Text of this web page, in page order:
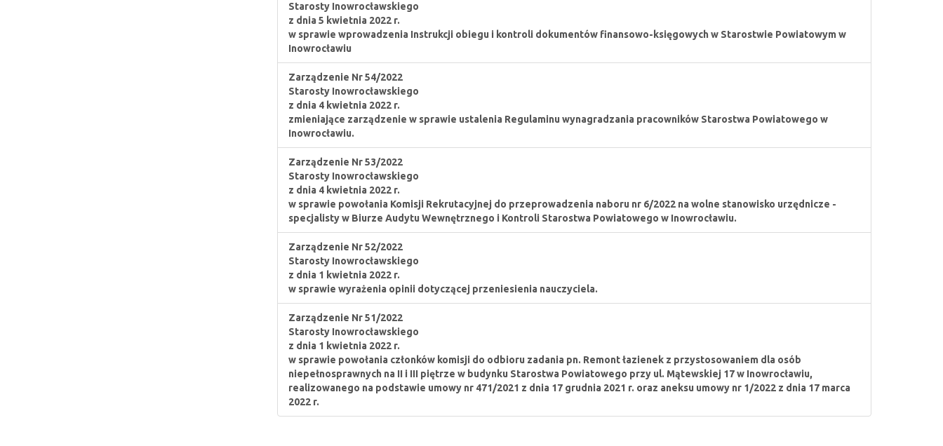
Starosty Inowrocławskiego
z dnia 5 kwietnia 2022 r.
w sprawie wprowadzenia Instrukcji obiegu i kontroli dokumentów finansowo-księgowych w Starostwie Powiatowym w
Inowrocławiu
Zarządzenie Nr 54/2022
Starosty Inowrocławskiego
z dnia 4 kwietnia 2022 r.
zmieniające zarządzenie w sprawie ustalenia Regulaminu wynagradzania pracowników Starostwa Powiatowego w
Inowrocławiu.
Zarządzenie Nr 53/2022
Starosty Inowrocławskiego
z dnia 4 kwietnia 2022 r.
w sprawie powołania Komisji Rekrutacyjnej do przeprowadzenia naboru nr 6/2022 na wolne stanowisko urzędnicze -
specjalisty w Biurze Audytu Wewnętrznego i Kontroli Starostwa Powiatowego w Inowrocławiu.
Zarządzenie Nr 52/2022
Starosty Inowrocławskiego
z dnia 1 kwietnia 2022 r.
w sprawie wyrażenia opinii dotyczącej przeniesienia nauczyciela.
Zarządzenie Nr 51/2022
Starosty Inowrocławskiego
z dnia 1 kwietnia 2022 r.
w sprawie powołania członków komisji do odbioru zadania pn. Remont łazienek z przystosowaniem dla osób
niepełnosprawnych na II i III piętrze w budynku Starostwa Powiatowego przy ul. Mątewskiej 17 w Inowrocławiu,
realizowanego na podstawie umowy nr 471/2021 z dnia 17 grudnia 2021 r. oraz aneksu umowy nr 1/2022 z dnia 17 marca
2022 r.